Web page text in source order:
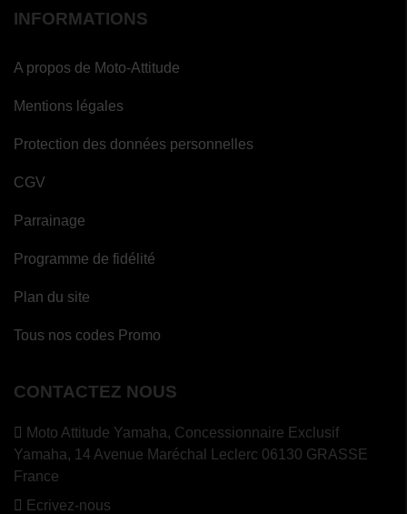
INFORMATIONS
A propos de Moto-Attitude
Mentions légales
Protection des données personnelles
CGV
Parrainage
Programme de fidélité
Plan du site
Tous nos codes Promo
CONTACTEZ NOUS
Moto Attitude Yamaha, Concessionnaire Exclusif
Yamaha, 14 Avenue Maréchal Leclerc 06130 GRASSE
France
Ecrivez-nous